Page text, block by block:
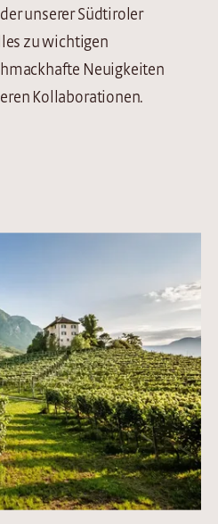
unserer Südtiroler
zu wichtigen
Neuigkeiten
Kollaborationen.